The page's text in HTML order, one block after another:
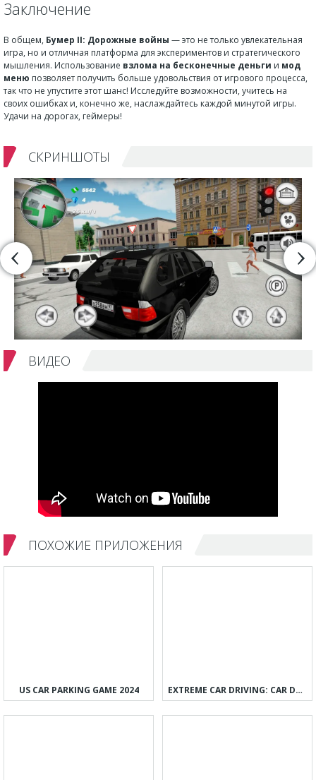
Заключение
В общем, Бумер II: Дорожные войны — это не только увлекательная
игра, но и отличная платформа для экспериментов и стратегического
мышления. Использование взлома на бесконечные деньги и мод
меню позволяет получить больше удовольствия от игрового процесса,
так что не упустите этот шанс! Исследуйте возможности, учитесь на
своих ошибках и, конечно же, наслаждайтесь каждой минутой игры.
Удачи на дорогах, геймеры!
СКРИНШОТЫ
ВИДЕО
ПОХОЖИЕ ПРИЛОЖЕНИЯ
US CAR PARKING GAME 2024 EXTREME CAR DRIVING: CAR DRIFT